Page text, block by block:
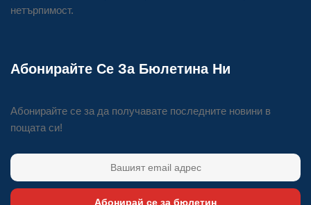
нетърпимост.
Абонирайте Се За Бюлетина Ни
Абонирайте се за да получавате последните новини в
пощата си!
Абонирай се за бюлетин